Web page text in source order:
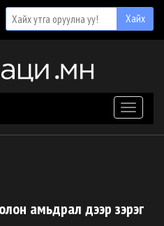
Toggle
амьдрал дээр зэрэг